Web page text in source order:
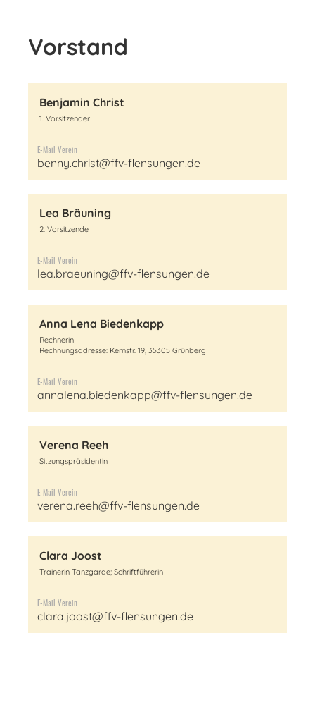
Vorstand
Benjamin Christ
1. Vorsitzender
E-Mail Verein
benny.christ@ffv-flensungen.de
Lea Bräuning
2. Vorsitzende
E-Mail Verein
lea.braeuning@ffv-flensungen.de
Anna Lena Biedenkapp
Rechnerin
Rechnungsadresse: Kernstr. 19, 35305 Grünberg
E-Mail Verein
annalena.biedenkapp@ffv-flensungen.de
Verena Reeh
Sitzungspräsidentin
E-Mail Verein
verena.reeh@ffv-flensungen.de
Clara Joost
Trainerin Tanzgarde; Schriftführerin
E-Mail Verein
clara.joost@ffv-flensungen.de